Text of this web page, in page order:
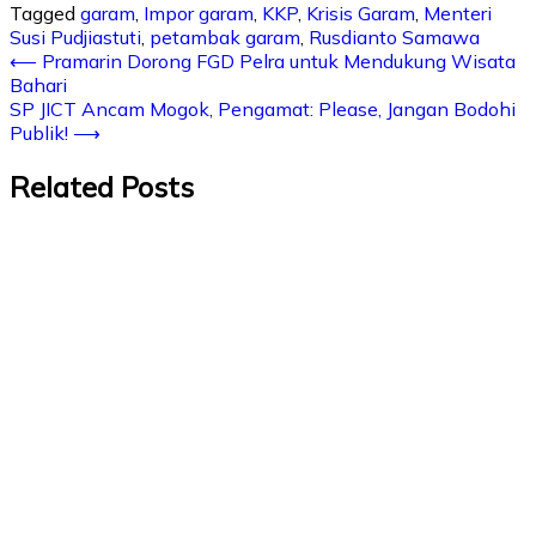
Tagged garam, Impor garam, KKP, Krisis Garam, Menteri
Susi Pudjiastuti, petambak garam, Rusdianto Samawa
⟵ Pramarin Dorong FGD Pelra untuk Mendukung Wisata
Bahari
SP JICT Ancam Mogok, Pengamat: Please, Jangan Bodohi
Publik! ⟶
Related Posts